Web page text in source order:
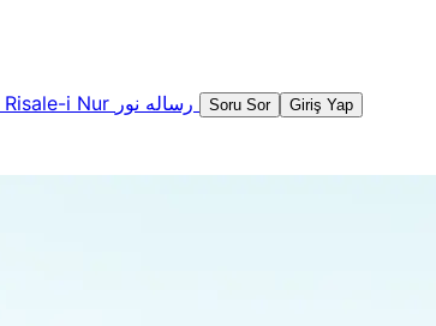
Risale-i Nur Soru Sor Giriş Yap